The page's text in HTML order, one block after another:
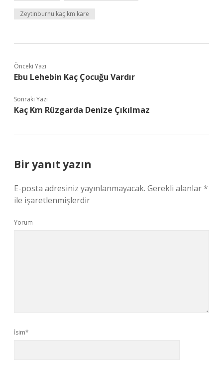
Zeytinburnu kaç km kare
Önceki Yazı
Ebu Lehebin Kaç Çocuğu Vardır
Sonraki Yazı
Kaç Km Rüzgarda Denize Çıkılmaz
Bir yanıt yazın
E-posta adresiniz yayınlanmayacak. Gerekli alanlar*
ile işaretlenmişlerdir
Yorum
İsim*